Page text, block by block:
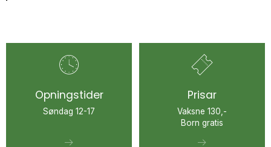
Opningstider
Søndag 12-17
Prisar
Vaksne 130,-
Born gratis